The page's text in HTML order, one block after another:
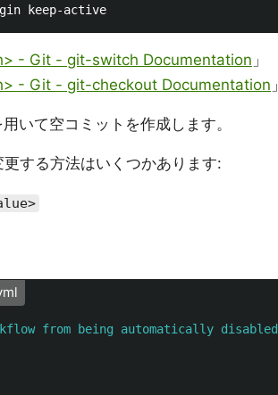
- Git - git-switch Documentation 」
- Git - git-checkout Documentation 」
用いて空コミットを作成します。
する方法はいくつかあります:
from being automatically disabled